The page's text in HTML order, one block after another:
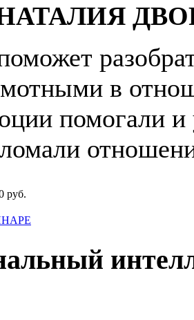
НАТАЛИЯ
в
помогали
руб.